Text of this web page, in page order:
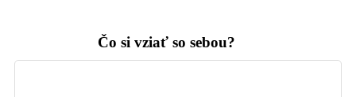
Čo si vziať so sebou?